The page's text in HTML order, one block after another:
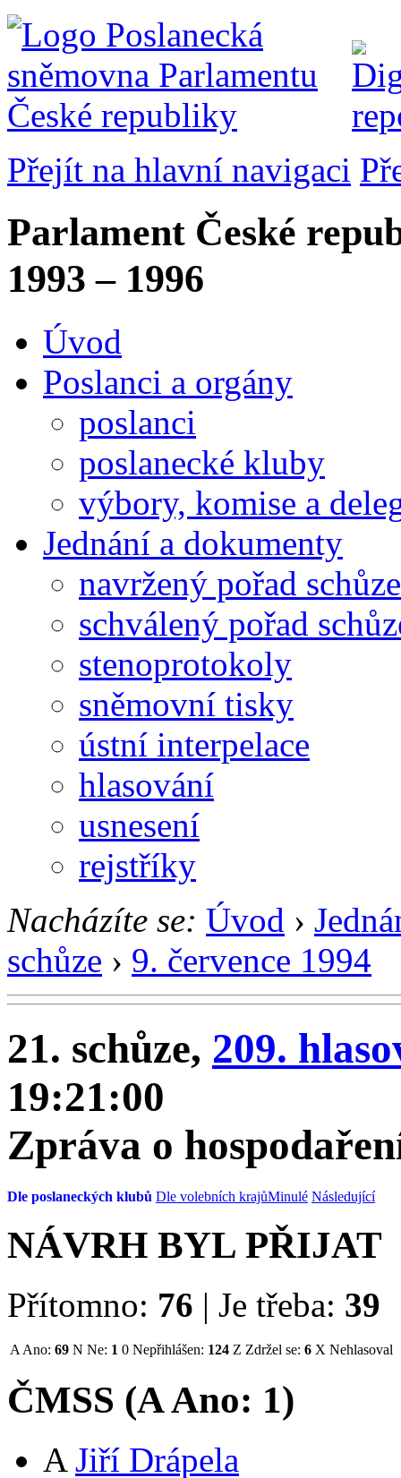
Přejít na hlavní navigaci
Parlament České
1993 – 1996
Úvod
Poslanci a orgány
poslanci
poslanecké kluby
výbory, komise a
Jednání a dokumenty
navržený pořad schůze
schválený pořad
stenoprotokoly
sněmovní tisky
ústní interpelace
hlasování
usnesení
rejstříky
Nacházíte se: Úvod ›
schůze › 9. července 1994
21. schůze, 209.
19:21:00
Zpráva o
Dle poslaneckých klubů Dle volebních krajůMinulé Následující
NÁVRH BYL PŘIJAT
Přítomno: 76 | Je třeba: 39
A Ano: 69 N Ne: 1 0 Nepřihlášen: 124 Z Zdržel se: 6 X Nehlasoval
ČMSS (AAno: 1)
A Jiří Drápela